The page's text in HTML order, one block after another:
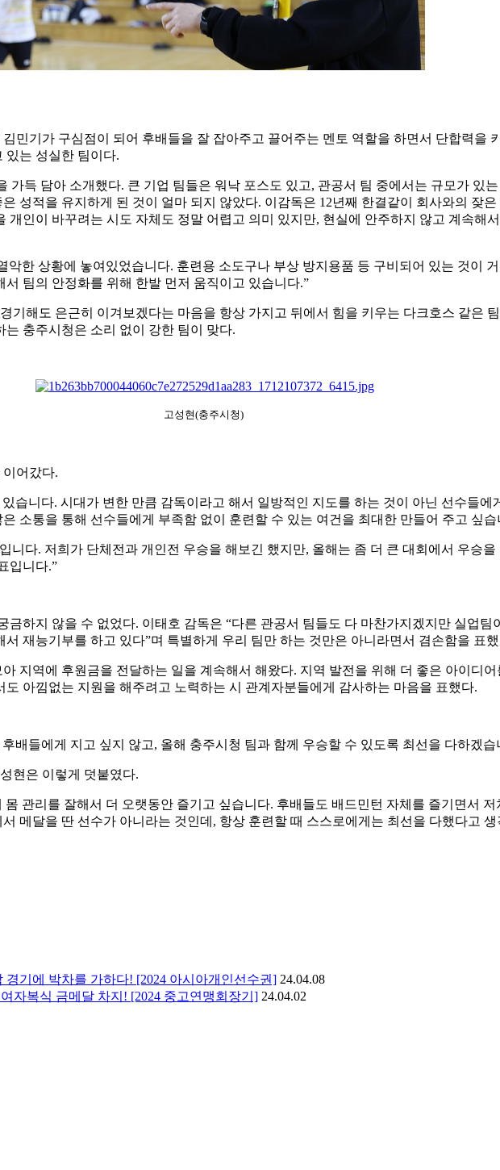
민기가 구심점이 되어 후배들을 잘 잡아주고 끌어주는 멘토 역할을 하면서 단합력을
있는 성실한 팀이다.
가득 담아 소개했다. 큰 기업 팀들은 워낙 포스도 있고, 관공서 팀 중에서는 규모가 있
성적을 유지하게 된 것이 얼마 되지 않았다. 이감독은 12년째 한결같이 회사와의 잦
개인이 바꾸려는 시도 자체도 정말 어렵고 의미 있지만, 현실에 안주하지 않고 계속해
악한 상황에 놓여있었습니다. 훈련용 소도구나 부상 방지용품 등 구비되어 있는 것이
서 팀의 안정화를 위해 한발 먼저 움직이고 있습니다.”
기해도 은근히 이겨보겠다는 마음을 항상 가지고 뒤에서 힘을 키우는 다크호스 같은
충주시청은 소리 없이 강한 팀이 맞다.
고성현(충주시청)
이어갔다.
습니다. 시대가 변한 만큼 감독이라고 해서 일방적인 지도를 하는 것이 아닌 선수들에
소통을 통해 선수들에게 부족함 없이 훈련할 수 있는 여건을 최대한 만들어 주고 싶습
니다. 저희가 단체전과 개인전 우승을 해보긴 했지만, 올해는 좀 더 큰 대회에서 우승
입니다.”
금하지 않을 수 없었다. 이태호 감독은 “다른 관공서 팀들도 다 마찬가지겠지만 실업팀
서 재능기부를 하고 있다”며 특별하게 우리 팀만 하는 것만은 아니라면서 겸손함을 표
지역에 후원금을 전달하는 일을 계속해서 해왔다. 지역 발전을 위해 더 좋은 아이디
아낌없는 지원을 해주려고 노력하는 시 관계자분들에게 감사하는 마음을 표했다.
배들에게 지고 싶지 않고, 올해 충주시청 팀과 함께 우승할 수 있도록 최선을 다하겠습
현은 이렇게 덧붙였다.
관리를 잘해서 더 오랫동안 즐기고 싶습니다. 후배들도 배드민턴 자체를 즐기면서
메달을 딴 선수가 아니라는 것인데 , 항상 훈련할 때 스스로에게는 최선을 다했다고
기에 박차를 가하다! [2024 아시아개인선수권] 24.04.08
자복식 금메달 차지! [2024 중고연맹회장기] 24.04.02